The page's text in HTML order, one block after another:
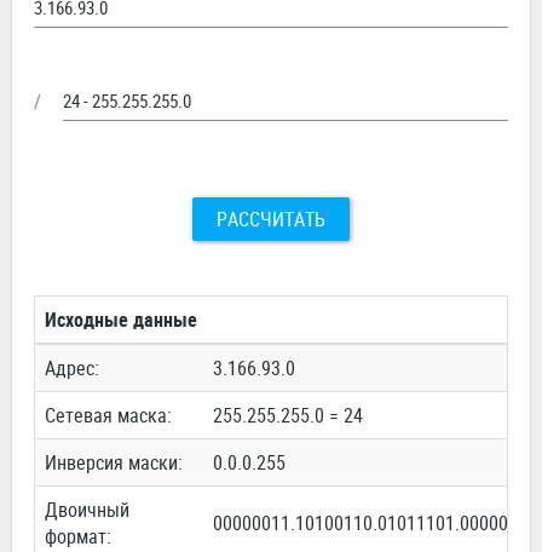
/
РАССЧИТАТЬ
Исходные данные
Адрес:
3.166.93.0
Сетевая маска:
255.255.255.0 = 24
Инверсия маски:
0.0.0.255
Двоичный
формат:
00000011.10100110.01011101.00000000